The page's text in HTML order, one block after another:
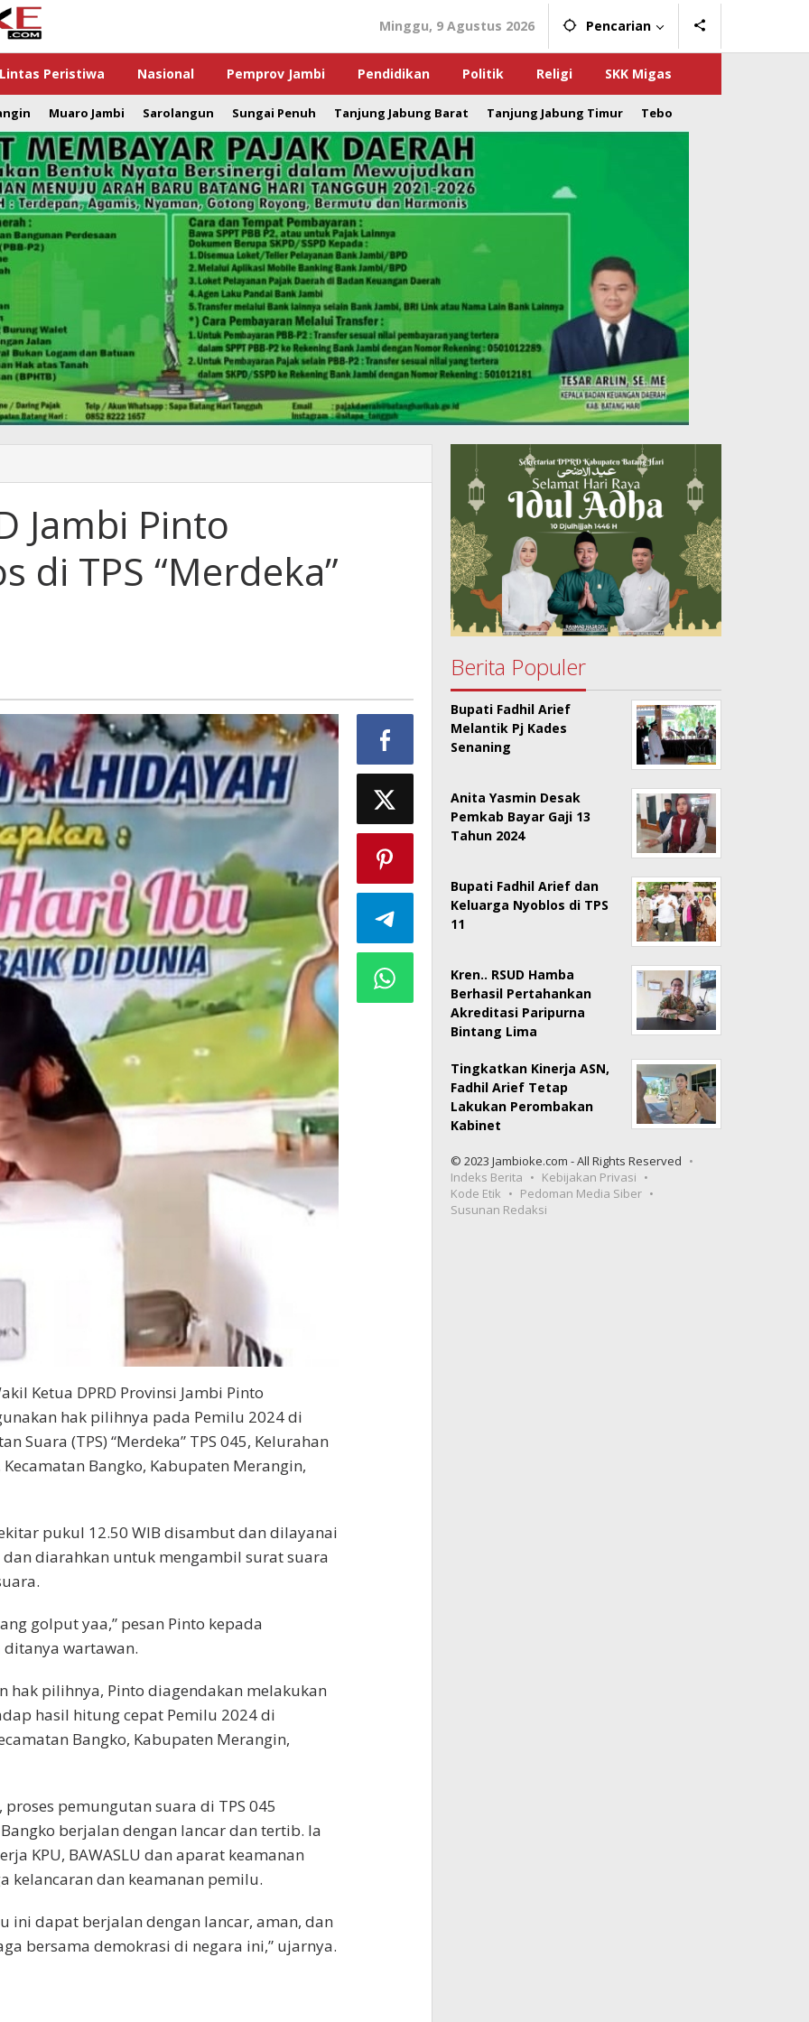
Minggu, 9 Agustus 2026 Pencarian
Lintas Peristiwa Nasional Pemprov Jambi Pendidikan Politik Religi SKK Migas
Muaro Jambi Sarolangun Sungai Penuh Tanjung Jabung Barat Tanjung Jabung Timur Tebo
Jambi Pinto
di TPS “Merdeka”
Ketua DPRD Provinsi Jambi Pinto
hak pilihnya pada Pemilu 2024 di
Suara (TPS) “Merdeka” TPS 045, Kelurahan
Kecamatan Bangko, Kabupaten Merangin,
pukul 12.50 WIB disambut dan dilayanai
dan diarahkan untuk mengambil surat suara
golput yaa,” pesan Pinto kepada
wartawan.
hak pilihnya, Pinto diagendakan melakukan
hasil hitung cepat Pemilu 2024 di
Bangko, Kabupaten Merangin,
pemungutan suara di TPS 045
berjalan dengan lancar dan tertib. Ia
KPU, BAWASLU dan aparat keamanan
kelancaran dan keamanan pemilu.
ini dapat berjalan dengan lancar, aman, dan
bersama demokrasi di negara ini,” ujarnya.
Berita Populer
Bupati Fadhil Arief
Melantik Pj Kades
Senaning
Anita Yasmin Desak
Pemkab Bayar Gaji 13
Tahun 2024
Bupati Fadhil Arief dan
Keluarga Nyoblos di TPS
11
Kren.. RSUD Hamba
Berhasil Pertahankan
Akreditasi Paripurna
Bintang Lima
Tingkatkan Kinerja ASN,
Fadhil Arief Tetap
Lakukan Perombakan
Kabinet
© 2023 Jambioke.com - All Rights Reserved
Indeks Berita
Kebijakan Privasi
Kode Etik
Pedoman Media Siber
Susunan Redaksi